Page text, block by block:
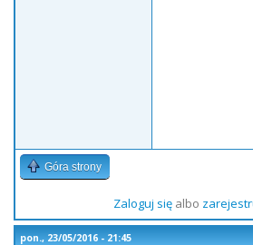
Góra strony
Zaloguj sięalbo
pon., 23/05/2016 - 21:45